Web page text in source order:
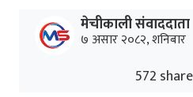
मेचीकाली संवाददाता
७ असार २०८२, शनिबार
572